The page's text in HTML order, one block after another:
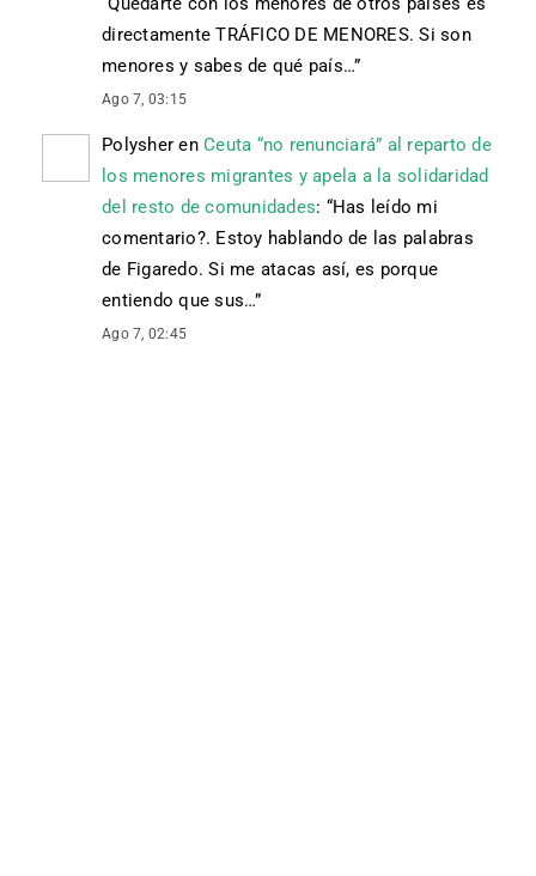
directamente TRÁFICO DE MENORES. Si son
menores y sabes de qué país…”
Ago 7, 03:15
Polysher en Ceuta “no renunciará” al reparto de
los menores migrantes y apela a la solidaridad
del resto de comunidades: “Has leído mi
comentario?. Estoy hablando de las palabras
de Figaredo. Si me atacas así, es porque
entiendo que sus…”
Ago 7, 02:45